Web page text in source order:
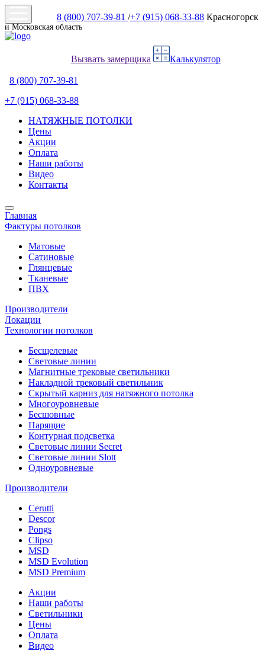
8 (800) 707-39-81 /+7 (915) 068-33-88 Красногорск
и Московская область
Вызвать замерщика Калькулятор
8 (800) 707-39-81
+7 (915) 068-33-88
НАТЯЖНЫЕ ПОТОЛКИ
Цены
Акции
Оплата
Наши работы
Видео
Контакты
Главная
Фактуры потолков
Матовые
Сатиновые
Глянцевые
Тканевые
ПВХ
Производители
Локации
Технологии потолков
Бесщелевые
Световые линии
Магнитные трековые светильники
Накладной трековый светильник
Скрытый карниз для натяжного потолка
Многоуровневые
Бесшовные
Парящие
Контурная подсветка
Световые линии Secret
Световые линии Slott
Одноуровневые
Производители
Cerutti
Descor
Pongs
Clipso
MSD
MSD Evolution
MSD Premium
Акции
Наши работы
Светильники
Цены
Оплата
Видео